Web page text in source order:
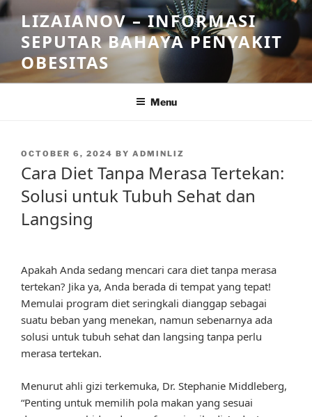
Skip
to
content
LIZAIANOV – INFORMASI
SEPUTAR BAHAYA PENYAKIT
OBESITAS
Menu
POSTED
OCTOBER 6, 2024 BY ADMINLIZ
Cara Diet Tanpa Merasa Tertekan:
Solusi untuk Tubuh Sehat dan
Langsing
Apakah Anda sedang mencari cara diet tanpa merasa
tertekan? Jika ya, Anda berada di tempat yang tepat!
Memulai program diet seringkali dianggap sebagai
suatu beban yang menekan, namun sebenarnya ada
solusi untuk tubuh sehat dan langsing tanpa perlu
merasa tertekan.
Menurut ahli gizi terkemuka, Dr. Stephanie Middleberg,
“Penting untuk memilih pola makan yang sesuai